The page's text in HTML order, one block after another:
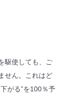
駆使しても、ご
せん。これはど
がる”を100％予